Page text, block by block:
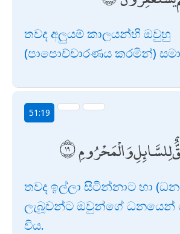
තවද අලුයම් කාලයන්හි ඔවුහු
(පාපොච්චාරණය කරමින්)
51:19
لِلسَّائِلِ وَالْمَحْرُومِ
තවද ඉල්ලා සිටින්නාට හා
ලැබූවන්ට ඔවුන්ගේ
විය.